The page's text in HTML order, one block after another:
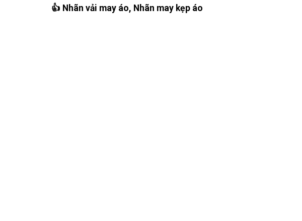
👍 Nhãn vải may áo, Nhãn may kẹp áo